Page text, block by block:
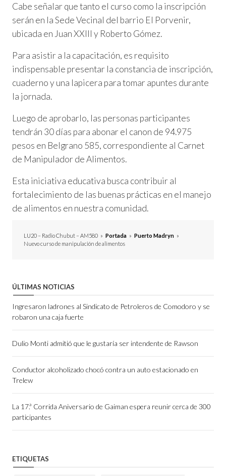
Cabe señalar que tanto el curso como la inscripción
serán en la Sede Vecinal del barrio El Porvenir,
ubicada en Juan XXIII y Roberto Gómez.
Para asistir a la capacitación, es requisito
indispensable presentar la constancia de inscripción,
cuaderno y una lapicera para tomar apuntes durante
la jornada.
Luego de aprobarlo, las personas participantes
tendrán 30 días para abonar el canon de 94.975
pesos en Belgrano 585, correspondiente al Carnet
de Manipulador de Alimentos.
Esta iniciativa educativa busca contribuir al
fortalecimiento de las buenas prácticas en el manejo
de alimentos en nuestra comunidad.
LU20 – Radio Chubut – AM580 » Portada » Puerto Madryn »
Nuevo curso de manipulación de alimentos
ÚLTIMAS NOTICIAS
Ingresaron ladrones al Sindicato de Petroleros de Comodoro y se
robaron una caja fuerte
Dulio Monti admitió que le gustaría ser intendente de Rawson
Conductor alcoholizado chocó contra un auto estacionado en
Trelew
La 17.ª Corrida Aniversario de Gaiman espera reunir cerca de 300
participantes
ETIQUETAS